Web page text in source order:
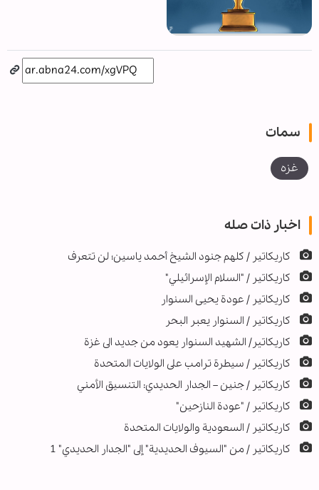
سمات
غزه
اخبار ذات صله
كاريكاتير / كلهم جنود الشيخ أحمد ياسين؛ لن تتعرف
كاريكاتير / "السلام الإسرائيلي"
كاريكاتير / عودة يحيى السنوار
كاريكاتير / السنوار يعبر البحر
کاریکاتیر/ الشهيد السنوار يعود من جديد الى غزة
کاریکاتیر / سيطرة ترامب على الولايات المتحدة
کاریکاتیر / جنين – الجدار الحديدي: التنسيق الأمني
کاریکاتیر / "عودة النازحين"
كاريكاتير / السعودية والولايات المتحدة
كاريكاتير / من "السيوف الحديدية" إلى "الجدار الحديدي" 1